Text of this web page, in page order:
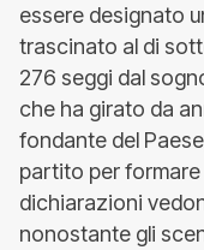
essere designato
trascinato al di
276 seggi dal
che ha girato da
fondante del
partito per
dichiarazioni
nonostante gli